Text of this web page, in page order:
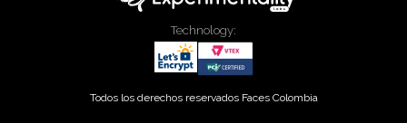
Technology:
Todos los derechos reservados Faces Colombia